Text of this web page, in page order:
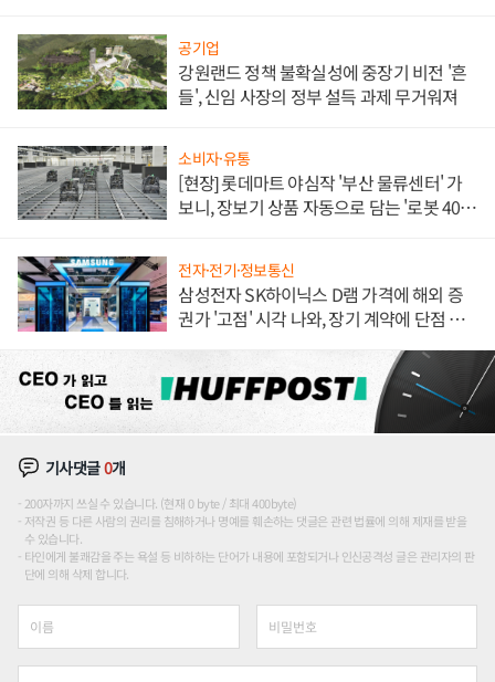
공기업
강원랜드 정책 불확실성에 중장기 비전 '흔
들', 신임 사장의 정부 설득 과제 무거워져
소비자·유통
[현장] 롯데마트 야심작 '부산 물류센터' 가
보니, 장보기 상품 자동으로 담는 '로봇 400
전자·전기·정보통신
삼성전자 SK하이닉스 D램 가격에 해외 증
권가 '고점' 시각 나와, 장기 계약에 단점 부
기사댓글0개
200자까지 쓰실 수 있습니다. (현재 0 byte / 최대 400byte)
저작권 등 다른 사람의 권리를 침해하거나 명예를 훼손하는 댓글은 관련 법률에 의해 제재를 받을
수 있습니다.
타인에게 불쾌감을 주는 욕설 등 비하하는 단어가 내용에 포함되거나 인신공격성 글은 관리자의 판
단에 의해 삭제 합니다.